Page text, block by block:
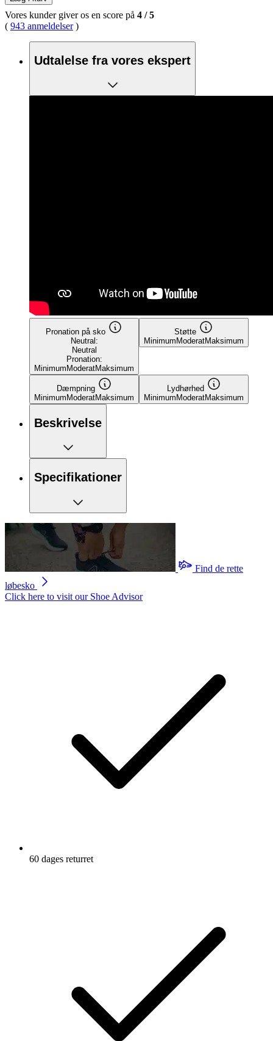
Vores kunder giver os en score på 4 /5
( 943 anmeldelser)
Udtalelse fra vores ekspert
Pronation på sko
Neutral:
Neutral
Pronation:
Minimum ModeratMaksimum
Støtte
Minimum ModeratMaksimum
Dæmpning
Minimum ModeratMaksimum
Lydhørhed
Minimum ModeratMaksimum
Beskrivelse
Specifikationer
Find de rette
løbesko
Click here to visit our Shoe Advisor
60 dages returret